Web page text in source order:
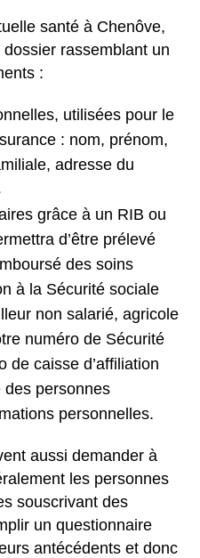
santé à Chenôve,
rassemblant un
:
utilisées pour le
: nom, prénom,
adresse du
grâce à un RIB ou
d’être prélevé
des soins
à la Sécurité sociale
non salarié, agricole
numéro de Sécurité
de caisse d’affiliation
des personnes
personnelles.
aussi demander à
les personnes
souscrivant des
un questionnaire
antécédents et donc